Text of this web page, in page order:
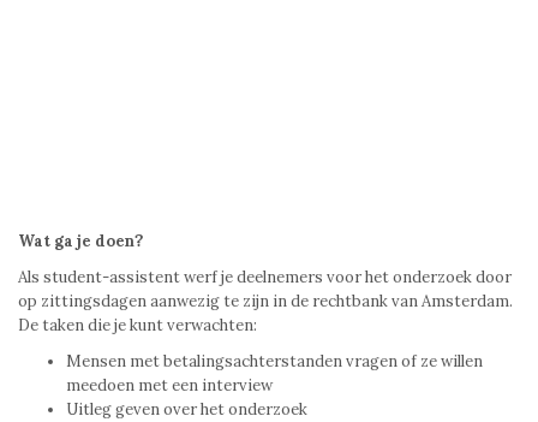
Wat ga je doen?
Als student-assistent werf je deelnemers voor het onderzoek door
op zittingsdagen aanwezig te zijn in de rechtbank van Amsterdam.
De taken die je kunt verwachten:
Mensen met betalingsachterstanden vragen of ze willen
meedoen met een interview
Uitleg geven over het onderzoek